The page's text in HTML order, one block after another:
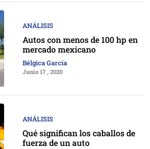
ANÁLISIS
Autos con menos de 100 hp en
mercado mexicano
Bélgica García
Junio 17 , 2020
ANÁLISIS
Qué significan los caballos de
fuerza de un auto